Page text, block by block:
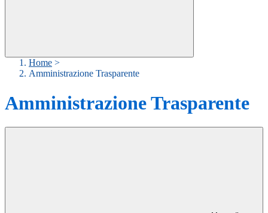
Home >
Amministrazione Trasparente
Amministrazione Trasparente